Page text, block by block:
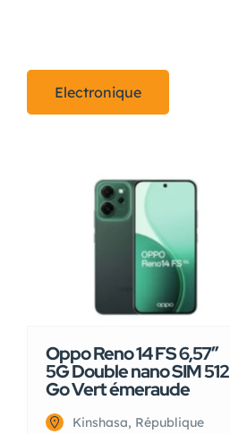
Electronique
Oppo Reno 14 FS 6,57″
5G Double nano SIM 512
Go Vert émeraude
Kinshasa, République